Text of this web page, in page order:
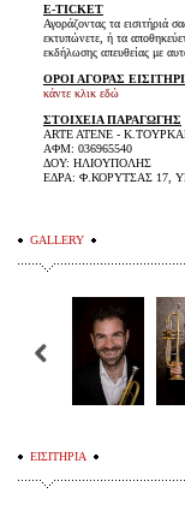
E-TICKET
Αγοράζοντας τα εισιτήριά
εκτυπώνετε, ή τα
εκδήλωσης απευθείας με
ΟΡΟΙ ΑΓΟΡΑΣ
κάντε κλικ εδώ
ΣΤΟΙΧΕΙΑ ΠΑΡΑΓΩΓΗΣ
ARTE ATENE -
ΑΦΜ: 036965540
ΔΟΥ: ΗΛΙΟΥΠΟΛΗΣ
ΕΔΡΑ: Φ.ΚΟΡΥΤΣΑΣ 17,
GALLERY
ΕΙΣΙΤΗΡΙΑ